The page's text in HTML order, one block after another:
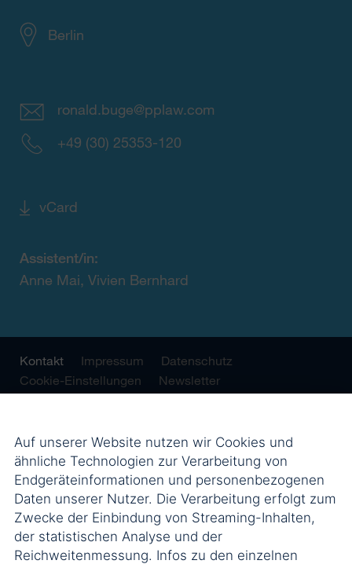
Berlin
ronald.buge@pplaw.com
+49 (30) 25353-120
vCard
Assistent/in:
Anne Mai, Vivien Bernhard
Kontakt Impressum
Datenschutz
Cookie-Einstellungen
Newsletter
Auf unserer Website nutzen wir Cookies und
ähnliche Technologien zur Verarbeitung von
Endgeräteinformationen und personenbezogenen
Daten unserer Nutzer. Die Verarbeitung erfolgt zum
Zwecke der Einbindung von Streaming-Inhalten,
der statistischen Analyse und der
Reichweitenmessung. Infos zu den einzelnen